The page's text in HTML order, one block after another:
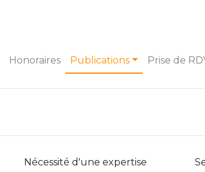
Honoraires Publications Prise de
Nécessité d'une expertise